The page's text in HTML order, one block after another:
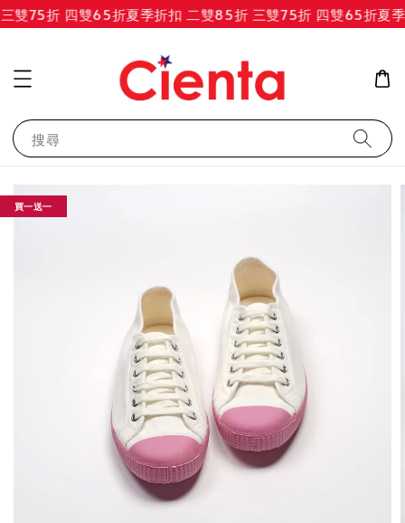
75折 四雙65折夏季折扣 二雙85折 三雙75折 四雙65折夏季
搜尋
買一送一